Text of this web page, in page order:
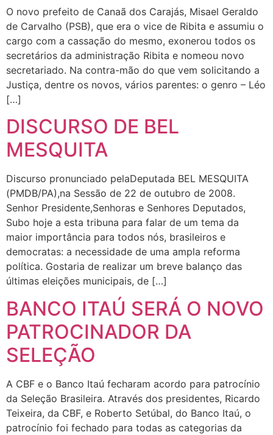
O novo prefeito de Canaã dos Carajás, Misael Geraldo
de Carvalho (PSB), que era o vice de Ribita e assumiu o
cargo com a cassação do mesmo, exonerou todos os
secretários da administração Ribita e nomeou novo
secretariado. Na contra-mão do que vem solicitando a
Justiça, dentre os novos, vários parentes: o genro – Léo
[…]
DISCURSO DE BEL
MESQUITA
Discurso pronunciado pelaDeputada BEL MESQUITA
(PMDB/PA),na Sessão de 22 de outubro de 2008.
Senhor Presidente,Senhoras e Senhores Deputados,
Subo hoje a esta tribuna para falar de um tema da
maior importância para todos nós, brasileiros e
democratas: a necessidade de uma ampla reforma
política. Gostaria de realizar um breve balanço das
últimas eleições municipais, de […]
BANCO ITAÚ SERÁ O NOVO
PATROCINADOR DA
SELEÇÃO
A CBF e o Banco Itaú fecharam acordo para patrocínio
da Seleção Brasileira. Através dos presidentes, Ricardo
Teixeira, da CBF, e Roberto Setúbal, do Banco Itaú, o
patrocínio foi fechado para todas as categorias da